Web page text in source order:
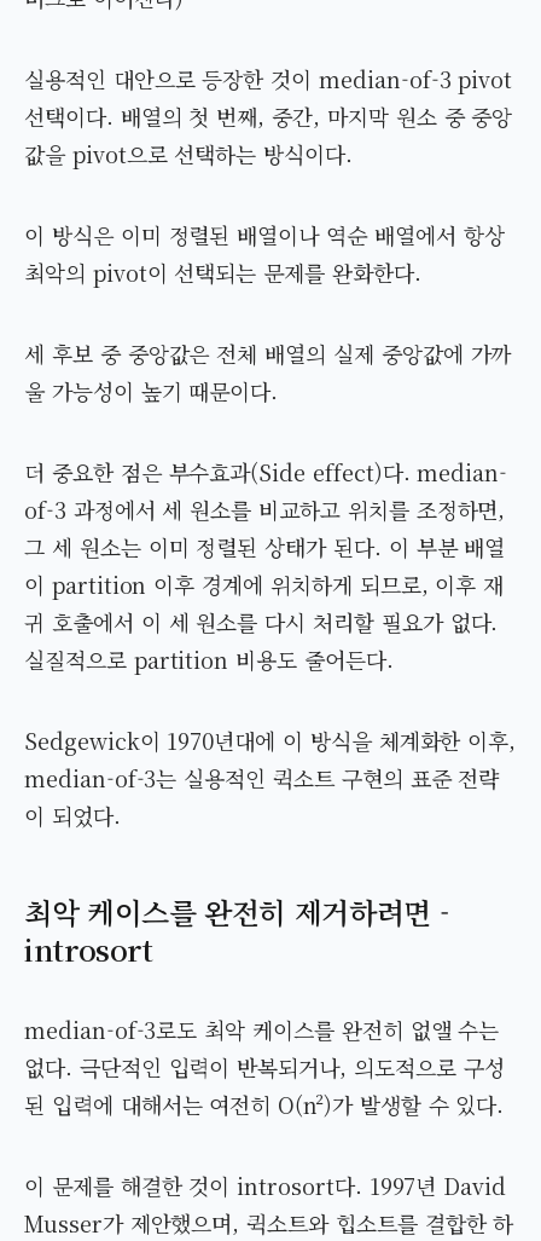
실용적인 대안으로 등장한 것이 median-of-3 pivot
선택이다. 배열의 첫 번째, 중간, 마지막 원소 중 중앙
값을 pivot으로 선택하는 방식이다.
이 방식은 이미 정렬된 배열이나 역순 배열에서 항상
최악의 pivot이 선택되는 문제를 완화한다.
세 후보 중 중앙값은 전체 배열의 실제 중앙값에 가까
울 가능성이 높기 때문이다.
더 중요한 점은 부수효과(Side effect)다. median-
of-3 과정에서 세 원소를 비교하고 위치를 조정하면,
그 세 원소는 이미 정렬된 상태가 된다. 이 부분 배열
이 partition 이후 경계에 위치하게 되므로, 이후 재
귀 호출에서 이 세 원소를 다시 처리할 필요가 없다.
실질적으로 partition 비용도 줄어든다.
Sedgewick이 1970년대에 이 방식을 체계화한 이후,
median-of-3는 실용적인 퀵소트 구현의 표준 전략
이 되었다.
최악 케이스를 완전히 제거하려면 -
introsort
median-of-3로도 최악 케이스를 완전히 없앨 수는
없다. 극단적인 입력이 반복되거나, 의도적으로 구성
된 입력에 대해서는 여전히 O(n²)가 발생할 수 있다.
이 문제를 해결한 것이 introsort다. 1997년 David
Musser가 제안했으며, 퀵소트와 힙소트를 결합한 하